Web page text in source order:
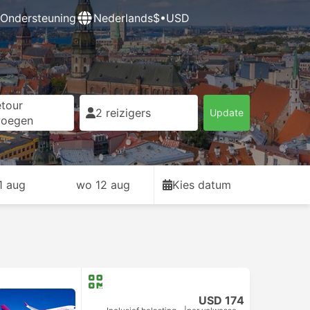
Ondersteuning Nederlands$•USD
2 reizigers Update
aug wo 12 aug Kies datum
USD 174